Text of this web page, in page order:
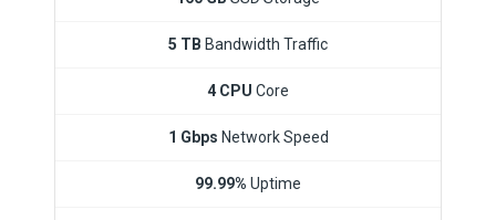
5 TB Bandwidth Traffic
4 CPU Core
1 Gbps Network Speed
99.99% Uptime